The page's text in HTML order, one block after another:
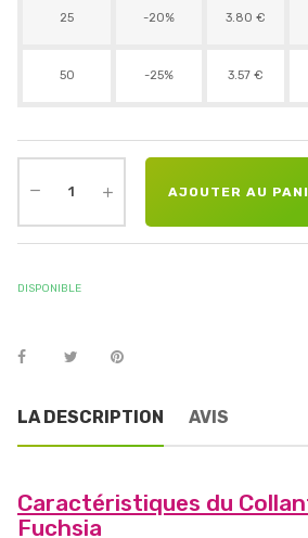
25 -20% 3.80 €
50 -25% 3.57 €
AJOUTER AU
DISPONIBLE
LA DESCRIPTION AVIS
Caractéristiques du
Fuchsia